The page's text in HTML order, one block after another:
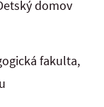
domov
fakulta,